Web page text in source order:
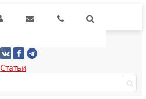
Статьи